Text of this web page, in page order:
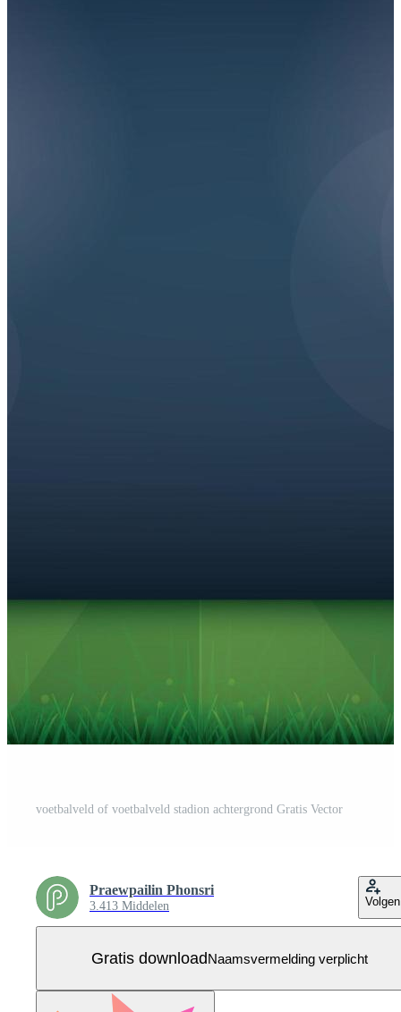
voetbalveld of voetbalveld stadion achtergrond Gratis Vector
Praewpailin Phonsri
3.413 Middelen Volgen
Gratis downloadNaamsvermelding verplicht